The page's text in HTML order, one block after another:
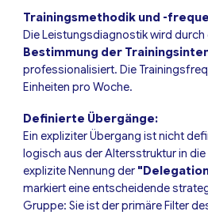
Trainingsmethodik und -
Die Leistungsdiagnostik wird durch
Bestimmung der
professionalisiert. Die
Einheiten pro Woche.
Definierte Übergänge:
Ein expliziter Übergang ist nicht
logisch aus der Altersstruktur in die
explizite Nennung der
markiert eine entscheidende
Gruppe: Sie ist der primäre Filter